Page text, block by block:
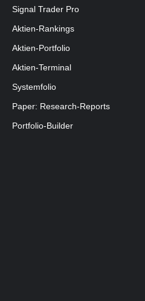
Signal Trader Pro
Aktien-Rankings
Aktien-Portfolio
Aktien-Terminal
Systemfolio
Paper: Research-Reports
Portfolio-Builder